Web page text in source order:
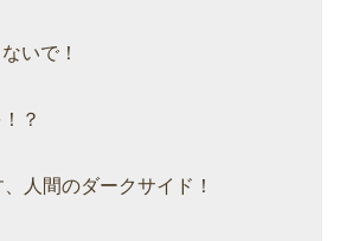
いで！
？
人間のダークサイド！